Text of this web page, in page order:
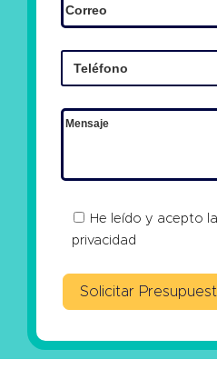
He leído y acepto la
privacidad